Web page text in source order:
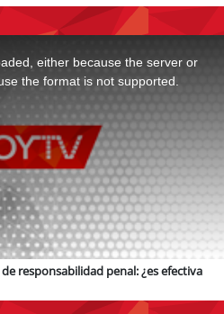
either because the server or
the format is not supported.
responsabilidad penal: ¿es efectiva